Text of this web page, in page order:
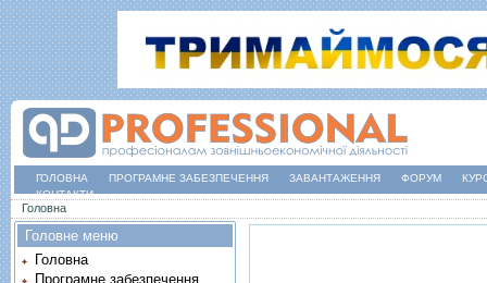
ГОЛОВНА ПРОГРАМНЕ ЗАБЕЗПЕЧЕННЯ ЗАВАНТАЖЕННЯ ФОРУМ
КОНТАКТИ
Ви є тут
Головна
Головне меню
Головна
Програмне забезпечення